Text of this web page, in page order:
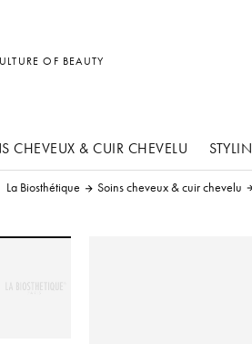
OF BEAUTY
CHEVEUX & CUIR CHEVELU
La Biosthétique Soins cheveux & cuir chevelu